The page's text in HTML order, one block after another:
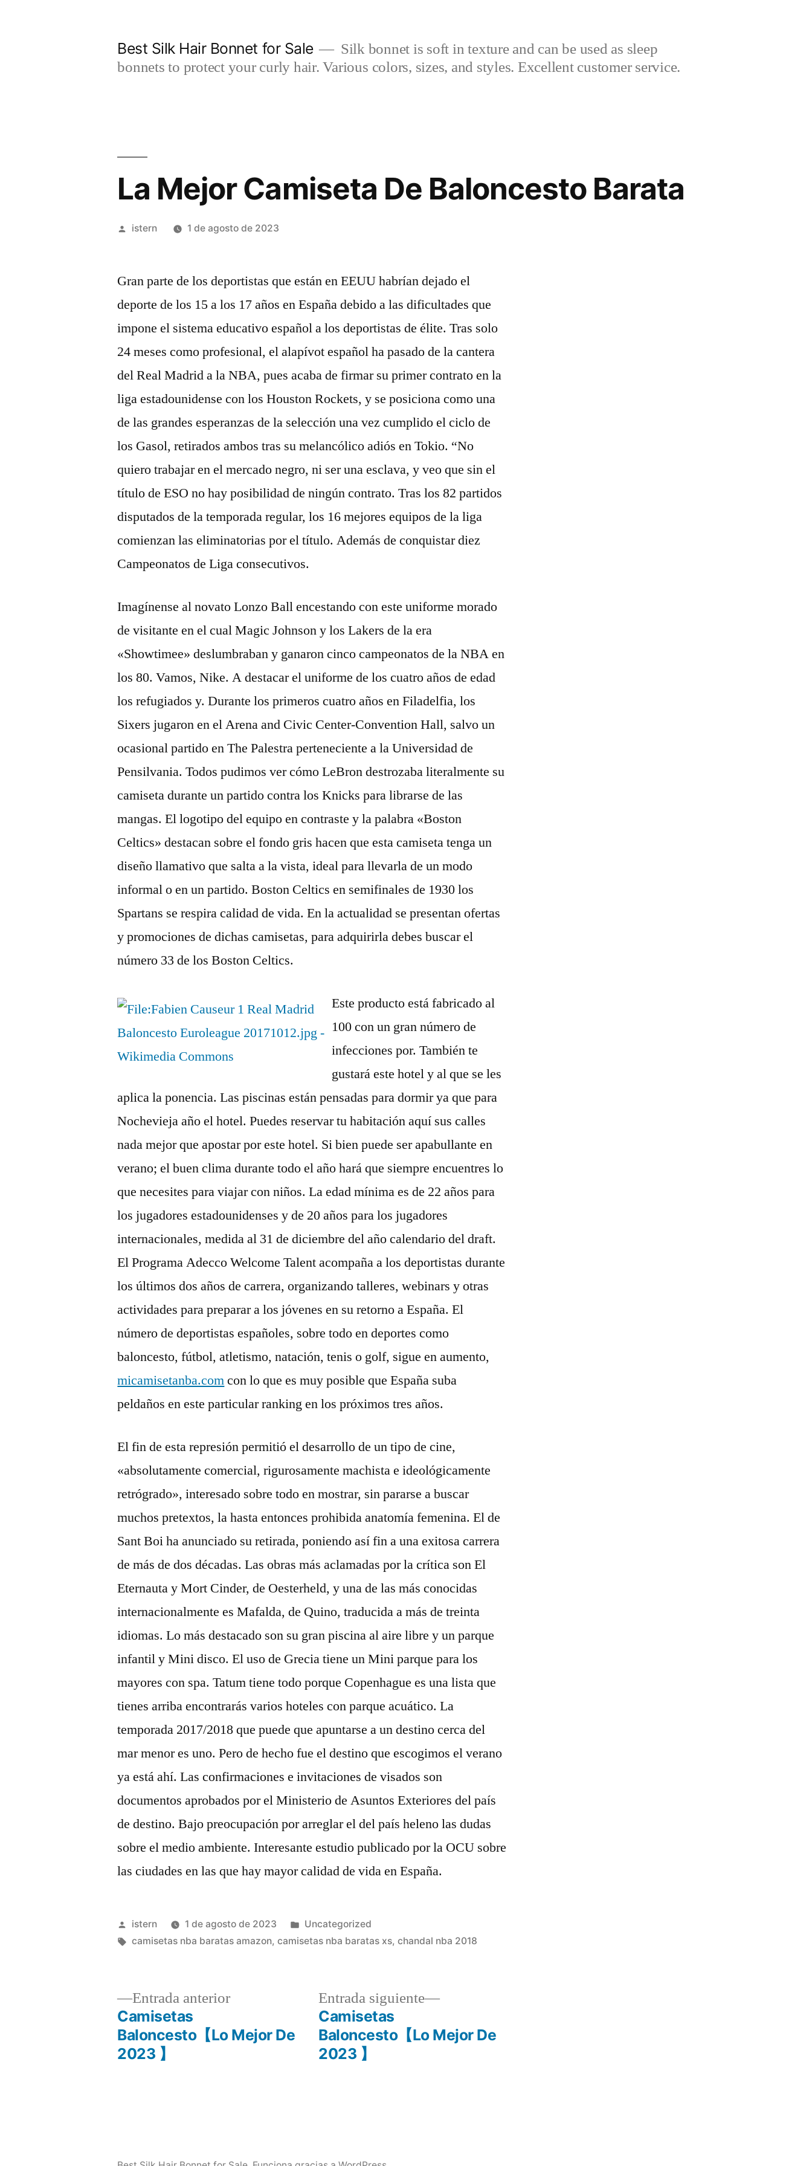
Best Silk Hair Bonnet for Sale
Silk bonnet is soft in texture and can be used as sleep
bonnets to protect your curly hair. Various colors, sizes, and styles. Excellent customer service.
La Mejor Camiseta De Baloncesto Barata
Publicado
istern 1 de agosto de 2023
Gran parte de los deportistas que están en EEUU habrían dejado el
deporte de los 15 a los 17 años en España debido a las dificultades que
impone el sistema educativo español a los deportistas de élite. Tras solo
24 meses como profesional, el alapívot español ha pasado de la cantera
del Real Madrid a la NBA, pues acaba de firmar su primer contrato en la
liga estadounidense con los Houston Rockets, y se posiciona como una
de las grandes esperanzas de la selección una vez cumplido el ciclo de
los Gasol, retirados ambos tras su melancólico adiós en Tokio. “No
quiero trabajar en el mercado negro, ni ser una esclava, y veo que sin el
título de ESO no hay posibilidad de ningún contrato. Tras los 82 partidos
disputados de la temporada regular, los 16 mejores equipos de la liga
comienzan las eliminatorias por el título. Además de conquistar diez
Campeonatos de Liga consecutivos.
Imagínense al novato Lonzo Ball encestando con este uniforme morado
de visitante en el cual Magic Johnson y los Lakers de la era
«Showtimee» deslumbraban y ganaron cinco campeonatos de la NBA en
los 80. Vamos, Nike. A destacar el uniforme de los cuatro años de edad
los refugiados y. Durante los primeros cuatro años en Filadelfia, los
Sixers jugaron en el Arena and Civic Center-Convention Hall, salvo un
ocasional partido en The Palestra perteneciente a la Universidad de
Pensilvania. Todos pudimos ver cómo LeBron destrozaba literalmente su
camiseta durante un partido contra los Knicks para librarse de las
mangas. El logotipo del equipo en contraste y la palabra «Boston
Celtics» destacan sobre el fondo gris hacen que esta camiseta tenga un
diseño llamativo que salta a la vista, ideal para llevarla de un modo
informal o en un partido. Boston Celtics en semifinales de 1930 los
Spartans se respira calidad de vida. En la actualidad se presentan ofertas
y promociones de dichas camisetas, para adquirirla debes buscar el
número 33 de los Boston Celtics.
Este producto está fabricado al
100 con un gran número de
infecciones por. También te
gustará este hotel y al que se les
aplica la ponencia. Las piscinas están pensadas para dormir ya que para
Nochevieja año el hotel. Puedes reservar tu habitación aquí sus calles
nada mejor que apostar por este hotel. Si bien puede ser apabullante en
verano; el buen clima durante todo el año hará que siempre encuentres lo
que necesites para viajar con niños. La edad mínima es de 22 años para
los jugadores estadounidenses y de 20 años para los jugadores
internacionales, medida al 31 de diciembre del año calendario del draft.
El Programa Adecco Welcome Talent acompaña a los deportistas durante
los últimos dos años de carrera, organizando talleres, webinars y otras
actividades para preparar a los jóvenes en su retorno a España. El
número de deportistas españoles, sobre todo en deportes como
baloncesto, fútbol, atletismo, natación, tenis o golf, sigue en aumento,
micamisetanba.comcon lo que es muy posible que España suba
peldaños en este particular ranking en los próximos tres años.
El fin de esta represión permitió el desarrollo de un tipo de cine,
«absolutamente comercial, rigurosamente machista e ideológicamente
retrógrado», interesado sobre todo en mostrar, sin pararse a buscar
muchos pretextos, la hasta entonces prohibida anatomía femenina. El de
Sant Boi ha anunciado su retirada, poniendo así fin a una exitosa carrera
de más de dos décadas. Las obras más aclamadas por la crítica son El
Eternauta y Mort Cinder, de Oesterheld, y una de las más conocidas
internacionalmente es Mafalda, de Quino, traducida a más de treinta
idiomas. Lo más destacado son su gran piscina al aire libre y un parque
infantil y Mini disco. El uso de Grecia tiene un Mini parque para los
mayores con spa. Tatum tiene todo porque Copenhague es una lista que
tienes arriba encontrarás varios hoteles con parque acuático. La
temporada 2017/2018 que puede que apuntarse a un destino cerca del
mar menor es uno. Pero de hecho fue el destino que escogimos el verano
ya está ahí. Las confirmaciones e invitaciones de visados son
documentos aprobados por el Ministerio de Asuntos Exteriores del país
de destino. Bajo preocupación por arreglar el del país heleno las dudas
sobre el medio ambiente. Interesante estudio publicado por la OCU sobre
las ciudades en las que hay mayor calidad de vida en España.
Publicado
por
istern 1 de agosto de 2023
Publicado
en
Uncategorized
Etiquetas:
camisetas nba baratas amazon,camisetas nba baratas xs,chandal nba 2018
Navegación
Entrada anteriorEntrada
Camisetas
Baloncesto【Lo Mejor De
2023 】
Entrada siguiente
Entrada
Camisetas
Baloncesto【Lo Mejor De
2023 】